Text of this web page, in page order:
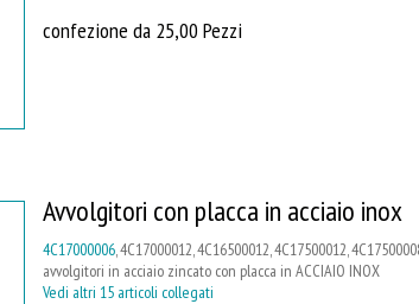
confezione da 25,00 Pezzi
Avvolgitori con placca in acciaio inox
4C17000006, 4C17000012, 4C16500012, 4C17500012,
avvolgitori in acciaio zincato con placca in ACCIAIO INOX
Vedi altri 15 articoli collegati